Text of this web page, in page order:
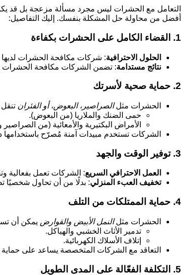
التعامل مع الحشرات ليس مجرد مسألة مزعجة بل قد
أفضل من محاولة حل المشكلة بنفسك. إليك التفاصيل:
1. القضاء الكامل على الحشرات بكفاءة
الحلول الاحترافية: شركات مكافحة الحشرات لديها
نتائج مستدامة: تضمن الشركات مكافحة الحشرات
2. حماية صحية لأسرتك
الحشرات مثلالصراصير، البعوض، أو الفئران
حمى الضنك والملاريا (من البعوض).
الأمراض البكتيرية والأمعائية (من الصراصير
الشركات تستخدم مبيدات آمنة مُصرّح باستخدامها
3. توفير الوقت والجهد
العمل الاحترافي السريع: الشركات تعمل
تخفيف العبء المنزلي: بدلًا من أن تحاول شخصيًا
4. حماية الممتلكات من التلف
الحشرات مثلالنمل الأبيض والقوارض يمكن أن
تدمير الأثاث الخشبي والهياكل.
إتلاف الأسلاك الكهربائية.
التعاقد مع الشركات المتخصصة يساعد على
5. التكلفة الفعّالة على المدى الطويل